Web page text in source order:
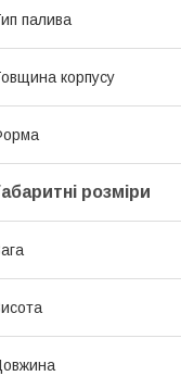
палива
корпусу
розміри